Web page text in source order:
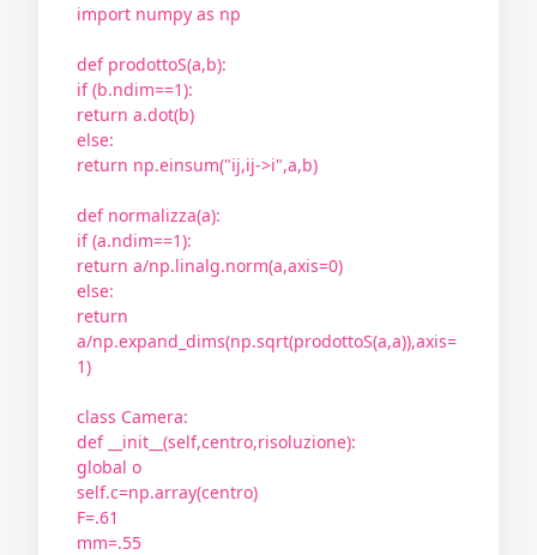
import numpy as np
def prodottoS(a,b):
if (b.ndim==1):
return a.dot(b)
else:
return np.einsum("ij,ij->i",a,b)
def normalizza(a):
if (a.ndim==1):
return a/np.linalg.norm(a,axis=0)
else:
return
a/np.expand_dims(np.sqrt(prodottoS(a,a)),axis=
1)
class Camera:
def __init__(self,centro,risoluzione):
global o
self.c=np.array(centro)
F=.61
mm=.55